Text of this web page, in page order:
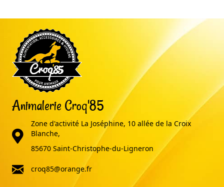
Animalerie Croq'85
adresse
Zone d'activité La Joséphine, 10 allée de la Croix
Blanche,
85670 Saint-Christophe-du-Ligneron
email
croq85@orange.fr